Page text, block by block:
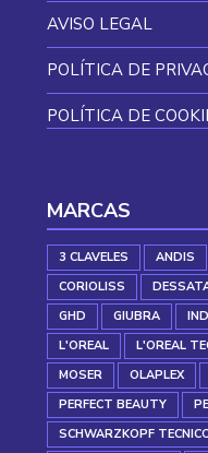
AVISO LEGAL
POLÍTICA DE
POLÍTICA DE
MARCAS
3 CLAVELES ANDIS
CORIOLISS
GHD
GIUBRA
L'OREAL
L'OREAL
MOSER
OLAPLEX
PERFECT BEAUTY
SCHWARZKOPF